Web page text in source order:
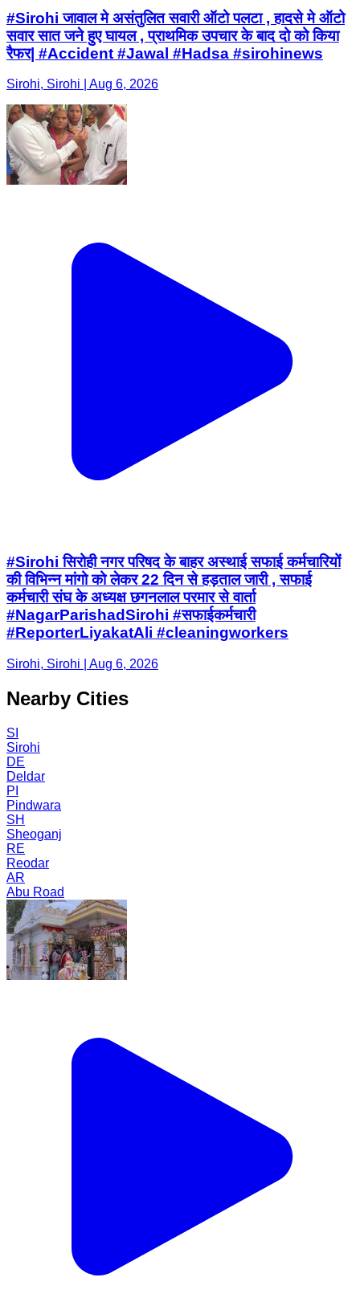
#Sirohi जावाल मे असंतुलित सवारी ऑटो पलटा , हादसे मे ऑटो
सवार सात जने हुए घायल , प्राथमिक उपचार के बाद दो को किया
रैफर| #Accident #Jawal #Hadsa #sirohinews
Sirohi, Sirohi | Aug 6, 2026
#Sirohi सिरोही नगर परिषद के बाहर अस्थाई सफाई कर्मचारियों
की विभिन्न मांगो को लेकर 22 दिन से हड़ताल जारी , सफाई
कर्मचारी संघ के अध्यक्ष छगनलाल परमार से वार्ता
#NagarParishadSirohi #सफाईकर्मचारी
#ReporterLiyakatAli #cleaningworkers
Sirohi, Sirohi | Aug 6, 2026
Nearby Cities
SI
Sirohi
DE
Deldar
PI
Pindwara
SH
Sheoganj
RE
Reodar
AR
Abu Road